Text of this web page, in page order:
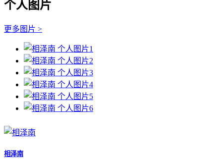
个人图片
更多图片 >
相泽南